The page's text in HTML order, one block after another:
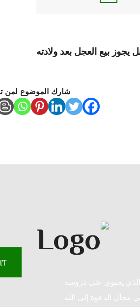
يجوز بيع العجل بعد ولادته
شارك الموضوع لمن
يحتوى على دروسه
مجال الدعوة إلى الله